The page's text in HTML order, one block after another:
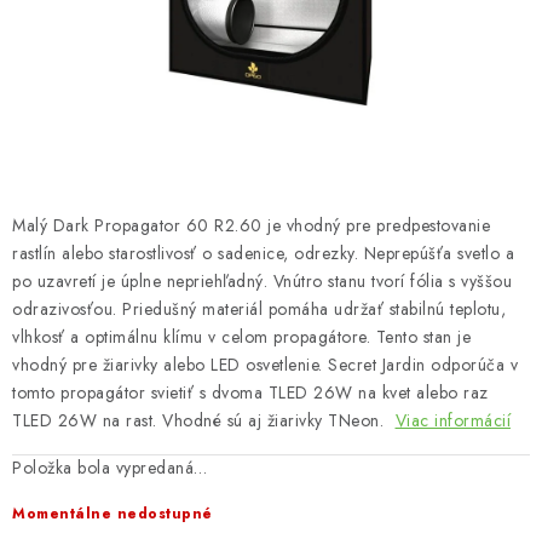
Podmienky ochrany osobných údajov
Obchodné podmienky
Veľkoobchod
Formulár na odstúpenie od zmluvy
Malý Dark Propagator 60 R2.60 je vhodný pre predpestovanie
rastlín alebo starostlivosť o sadenice, odrezky. Neprepúšťa svetlo a
po uzavretí je úplne nepriehľadný. Vnútro stanu tvorí fólia s vyššou
odrazivosťou. Priedušný materiál pomáha udržať stabilnú teplotu,
vlhkosť a optimálnu klímu v celom propagátore. Tento stan je
vhodný pre žiarivky alebo LED osvetlenie. Secret Jardin odporúča v
tomto propagátor svietiť s dvoma TLED 26W na kvet alebo raz
TLED 26W na rast. Vhodné sú aj žiarivky TNeon. Viac informácií
Položka bola vypredaná…
Momentálne nedostupné